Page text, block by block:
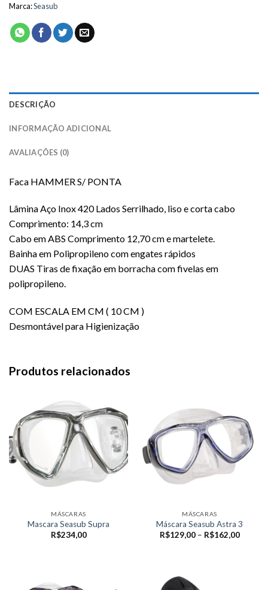
Marca:Seasub
DESCRIÇÃO
INFORMAÇÃO ADICIONAL
AVALIAÇÕES (0)
Faca HAMMER S/ PONTA
Lâmina Aço Inox 420 Lados Serrilhado, liso e corta cabo
Comprimento: 14,3 cm
Cabo em ABS Comprimento 12,70 cm e martelete.
Bainha em Polipropileno com engates rápidos
DUAS Tiras de fixação em borracha com fivelas em
polipropileno.
COM ESCALA EM CM ( 10 CM )
Desmontável para Higienização
Produtos relacionados
MÁSCARAS
Mascara Seasub Supra
R$234,00
MÁSCARAS
Máscara Seasub Astra 3
R$129,00 – R$162,00Faixa